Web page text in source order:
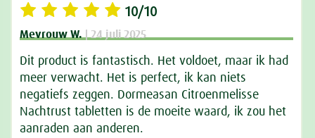
10/10
Mevrouw W. | 24 juli 2025
Dit product is fantastisch. Het voldoet, maar ik had
meer verwacht. Het is perfect, ik kan niets
negatiefs zeggen. Dormeasan Citroenmelisse
Nachtrust tabletten is de moeite waard, ik zou het
aanraden aan anderen.